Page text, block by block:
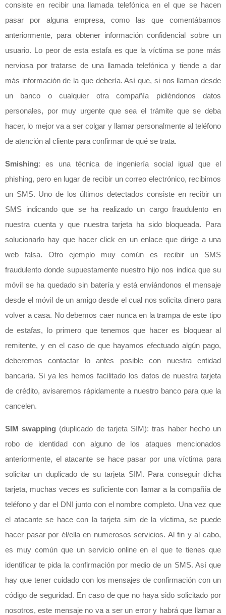
consiste en recibir una llamada telefónica en el que se hacen
pasar por alguna empresa, como las que comentábamos
anteriormente, para obtener información confidencial sobre un
usuario. Lo peor de esta estafa es que la víctima se pone más
nerviosa por tratarse de una llamada telefónica y tiende a dar
más información de la que debería. Así que, si nos llaman desde
un banco o cualquier otra compañía pidiéndonos datos
personales, por muy urgente que sea el trámite que se deba
hacer, lo mejor va a ser colgar y llamar personalmente al teléfono
de atención al cliente para confirmar de qué se trata.
Smishing: es una técnica de ingeniería social igual que el
phishing, pero en lugar de recibir un correo electrónico, recibimos
un SMS. Uno de los últimos detectados consiste en recibir un
SMS indicando que se ha realizado un cargo fraudulento en
nuestra cuenta y que nuestra tarjeta ha sido bloqueada. Para
solucionarlo hay que hacer click en un enlace que dirige a una
web falsa. Otro ejemplo muy común es recibir un SMS
fraudulento donde supuestamente nuestro hijo nos indica que su
móvil se ha quedado sin batería y está enviándonos el mensaje
desde el móvil de un amigo desde el cual nos solicita dinero para
volver a casa. No debemos caer nunca en la trampa de este tipo
de estafas, lo primero que tenemos que hacer es bloquear al
remitente, y en el caso de que hayamos efectuado algún pago,
deberemos contactar lo antes posible con nuestra entidad
bancaria. Si ya les hemos facilitado los datos de nuestra tarjeta
de crédito, avisaremos rápidamente a nuestro banco para que la
cancelen.
SIM swapping (duplicado de tarjeta SIM): tras haber hecho un
robo de identidad con alguno de los ataques mencionados
anteriormente, el atacante se hace pasar por una víctima para
solicitar un duplicado de su tarjeta SIM. Para conseguir dicha
tarjeta, muchas veces es suficiente con llamar a la compañía de
teléfono y dar el DNI junto con el nombre completo. Una vez que
el atacante se hace con la tarjeta sim de la víctima, se puede
hacer pasar por él/ella en numerosos servicios. Al fin y al cabo,
es muy común que un servicio online en el que te tienes que
identificar te pida la confirmación por medio de un SMS. Así que
hay que tener cuidado con los mensajes de confirmación con un
código de seguridad. En caso de que no haya sido solicitado por
nosotros, este mensaje no va a ser un error y habrá que llamar a